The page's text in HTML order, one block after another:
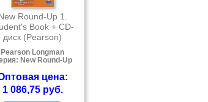
Round-Up 1.
Book + CD-
диск (Pearson)
Pearson Longman
New Round-Up
цена:
1 086,75 руб.